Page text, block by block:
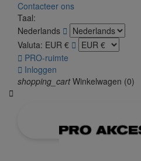
Contacteer ons
Taal:
Nederlands 
Valuta: EUR € 
 PRO-ruimte
 Inloggen
shopping_cart Winkelwagen (0)
